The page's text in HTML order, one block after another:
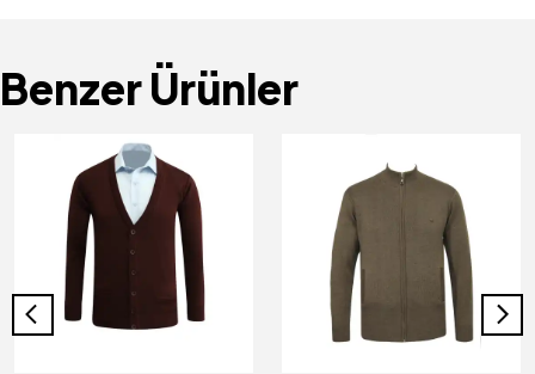
Benzer Ürünler